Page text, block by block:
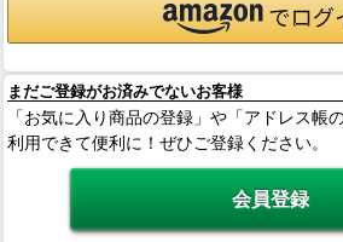
まだご登録がお済みでないお客様
「お気に入り商品の登録」や「アドレス帳
利用できて便利に！ぜひご登録ください。